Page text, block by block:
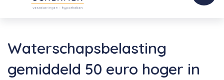
Waterschapsbelasting
gemiddeld 50 euro hoger in